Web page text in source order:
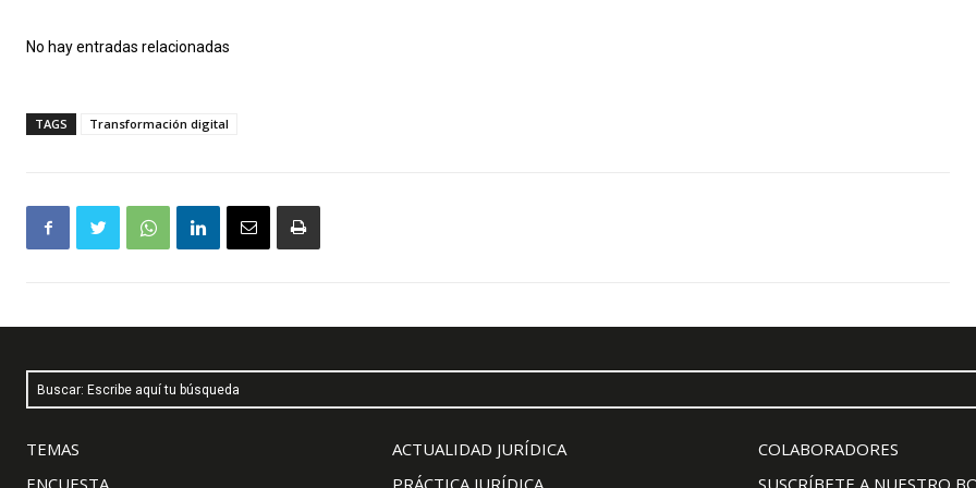
No hay entradas relacionadas
TAGS Transformación digital
Buscar: Escribe aquí tu búsqueda
TEMAS
ACTUALIDAD JURÍDICA
COLABORADORES